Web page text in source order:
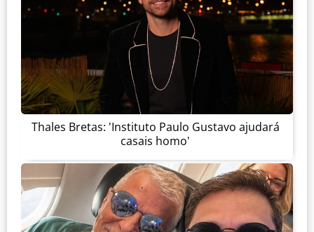
Thales Bretas: 'Instituto Paulo Gustavo ajudará
casais homo'